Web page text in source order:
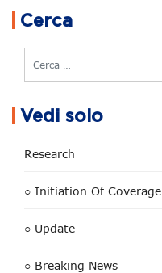
Cerca
Cerca
Vedi solo
Research
○ Initiation Of Coverage
○ Update
○ Breaking News